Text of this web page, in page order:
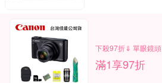
下殺97折⇓ 單眼鏡頭
滿1享97折